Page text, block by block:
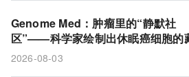
感觉运动皮层
ILC3 克罗恩病
额叶
单细胞RNA测序 大脑灰
Genome Med：肿瘤里的“静默社
区”——科学家绘制出休眠癌细胞的
地图
2026-08-03